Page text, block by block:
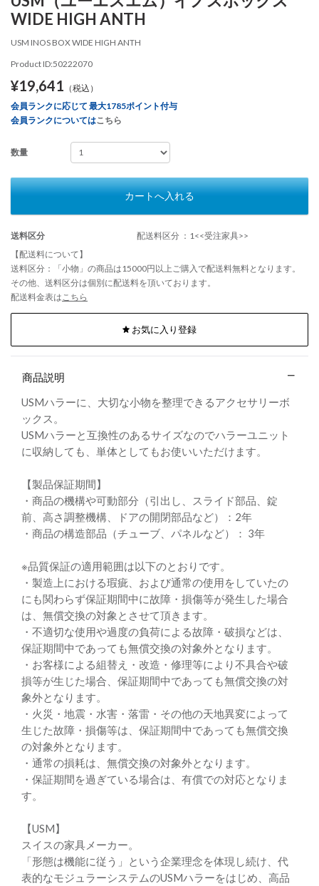
WIDE HIGH ANTH
USM INOS BOX WIDE HIGH ANTH
Product ID:50222070
¥19,641
（税込）
会員ランクに応じて 最大1785ポイント付与
会員ランクについてはこちら
数量
カートへ入れる
送料区分
配送料区分 ：1<<受注家具>>
【配送料について】
送料区分：「小物」の商品は15000円以上ご購入で配送料無料となります。
その他、送料区分は個別に配送料を頂いております。
配送料金表は こちら
お気に入り登録
商品説明
USMハラーに、大切な小物を整理できるアクセサリーボ
ックス。
USMハラーと互換性のあるサイズなのでハラーユニット
に収納しても、単体としてもお使いいただけます。
【製品保証期間】
・商品の機構や可動部分（引出し、スライド部品、錠
前、高さ調整機構、ドアの開閉部品など）：2年
・商品の構造部品（チューブ、パネルなど）： 3年
※品質保証の適用範囲は以下のとおりです。
・製造上における瑕疵、および通常の使用をしていたの
にも関わらず保証期間中に故障・損傷等が発生した場合
は、無償交換の対象とさせて頂きます。
・不適切な使用や過度の負荷による故障・破損などは、
保証期間中であっても無償交換の対象外となります。
・お客様による組替え・改造・修理等により不具合や破
損等が生じた場合、保証期間中であっても無償交換の対
象外となります。
・火災・地震・水害・落雷・その他の天地異変によって
生じた故障・損傷等は、保証期間中であっても無償交換
の対象外となります。
・通常の損耗は、無償交換の対象外となります。
・保証期間を過ぎている場合は、有償での対応となりま
す。
【USM】
スイスの家具メーカー。
「形態は機能に従う」という企業理念を体現し続け、代
表的なモジュラーシステムのUSMハラーをはじめ、高品